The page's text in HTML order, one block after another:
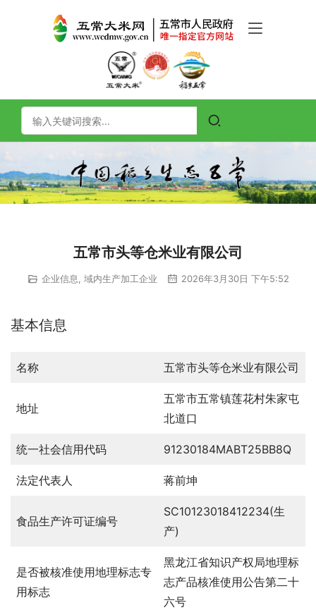
五常市头等仓米业有限公司
企业信息 域内生产加工企业 2026年3月30日 下午5:52
基本信息
名称 五常市头等仓米业有限公司
地址
五常市五常镇莲花村朱家屯
北道口
统一社会信用代码 91230184MABT25BB8Q
法定代表人 蒋前坤
食品生产许可证编号
SC10123018412234(生
产)
是否被核准使用地理标志专
用标志
黑龙江省知识产权局地理标
志产品核准使用公告第二十
六号